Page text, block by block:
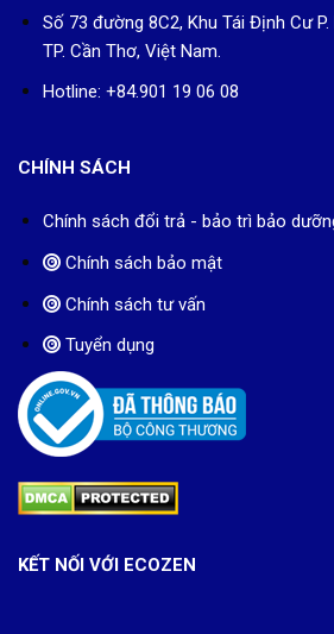
Số 73 đường 8C2, Khu Tái Định Cư P.
TP. Cần Thơ, Việt Nam.
Hotline: +84.901 19 06 08
CHÍNH SÁCH
Chính sách đổi trả - bảo trì bảo
Chính sách bảo mật
Chính sách tư vấn
Tuyển dụng
KẾT NỐI VỚI ECOZEN